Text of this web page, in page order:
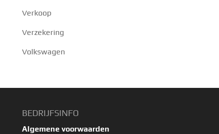
Verkoop
Verzekering
Volkswagen
BEDRIJFSINFO
Algemene voorwaarden